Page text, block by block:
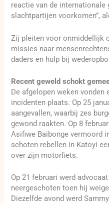
reactie van de internationale
slachtpartijen voorkomen”,
Zij pleiten voor onmiddellijk
missies naar
daders en hulp bij
Recent geweld schokt
De afgelopen weken vonden
incidenten plaats. Op 25
aangevallen, waarbij zes
gewond raakten. Op 8
Asifiwe Baibonge vermoord
schoten rebellen in Katoyi
over zijn motorfiets.
Op 21 februari werd
neergeschoten toen hij
Diezelfde avond werd